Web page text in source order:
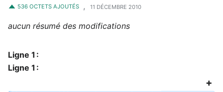
536 OCTETS AJOUTÉS , 11 DÉCEMBRE 2010
aucun résumé des modifications
Ligne 1 :
Ligne 1 :